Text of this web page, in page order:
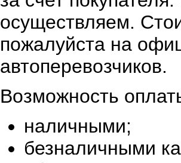
осуществляем.
пожалуйста на
автоперевозчиков.
Возможность
наличными;
безналичными